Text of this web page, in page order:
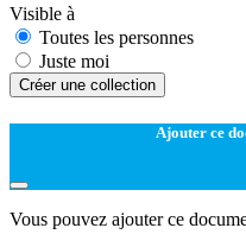
Visible à
Toutes les personnes
Juste moi
Créer une collection
Ajouter ce
Vous pouvez ajouter ce